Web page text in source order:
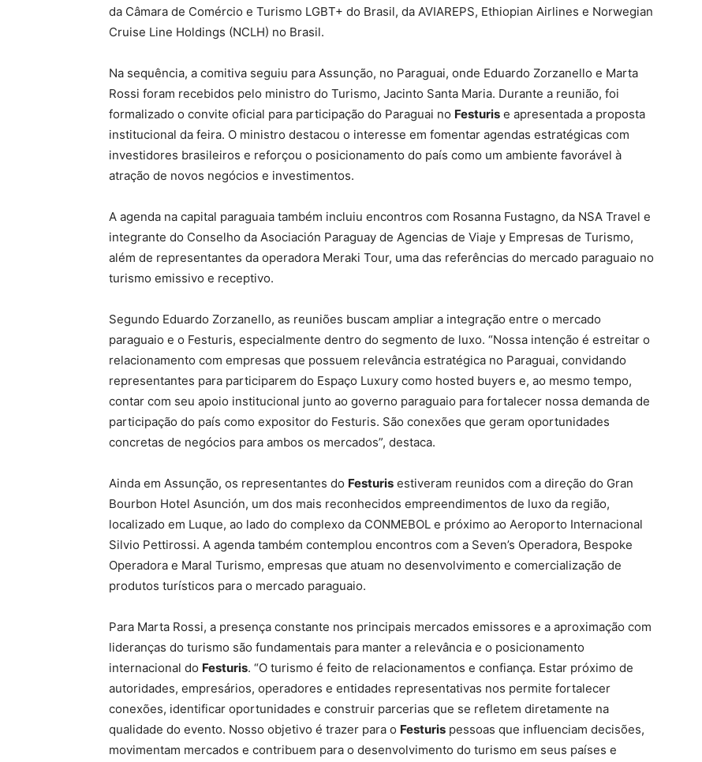
da Câmara de Comércio e Turismo LGBT+ do Brasil, da AVIAREPS, Ethiopian Airlines e Norwegian
Cruise Line Holdings (NCLH) no Brasil.
Na sequência, a comitiva seguiu para Assunção, no Paraguai, onde Eduardo Zorzanello e Marta
Rossi foram recebidos pelo ministro do Turismo, Jacinto Santa Maria. Durante a reunião, foi
formalizado o convite oficial para participação do Paraguai no Festuris e apresentada a proposta
institucional da feira. O ministro destacou o interesse em fomentar agendas estratégicas com
investidores brasileiros e reforçou o posicionamento do país como um ambiente favorável à
atração de novos negócios e investimentos.
A agenda na capital paraguaia também incluiu encontros com Rosanna Fustagno, da NSA Travel e
integrante do Conselho da Asociación Paraguay de Agencias de Viaje y Empresas de Turismo,
além de representantes da operadora Meraki Tour, uma das referências do mercado paraguaio no
turismo emissivo e receptivo.
Segundo Eduardo Zorzanello, as reuniões buscam ampliar a integração entre o mercado
paraguaio e o Festuris, especialmente dentro do segmento de luxo. “Nossa intenção é estreitar o
relacionamento com empresas que possuem relevância estratégica no Paraguai, convidando
representantes para participarem do Espaço Luxury como hosted buyers e, ao mesmo tempo,
contar com seu apoio institucional junto ao governo paraguaio para fortalecer nossa demanda de
participação do país como expositor do Festuris. São conexões que geram oportunidades
concretas de negócios para ambos os mercados”, destaca.
Ainda em Assunção, os representantes do Festuris estiveram reunidos com a direção do Gran
Bourbon Hotel Asunción, um dos mais reconhecidos empreendimentos de luxo da região,
localizado em Luque, ao lado do complexo da CONMEBOL e próximo ao Aeroporto Internacional
Silvio Pettirossi. A agenda também contemplou encontros com a Seven’s Operadora, Bespoke
Operadora e Maral Turismo, empresas que atuam no desenvolvimento e comercialização de
produtos turísticos para o mercado paraguaio.
Para Marta Rossi, a presença constante nos principais mercados emissores e a aproximação com
lideranças do turismo são fundamentais para manter a relevância e o posicionamento
internacional do Festuris. “O turismo é feito de relacionamentos e confiança. Estar próximo de
autoridades, empresários, operadores e entidades representativas nos permite fortalecer
conexões, identificar oportunidades e construir parcerias que se refletem diretamente na
qualidade do evento. Nosso objetivo é trazer para o Festuris pessoas que influenciam decisões,
movimentam mercados e contribuem para o desenvolvimento do turismo em seus países e